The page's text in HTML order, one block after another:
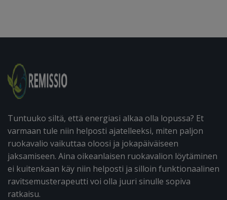
Tuntuuko siltä, että energiasi alkaa olla lopussa? Et
varmaan tule niin helposti ajatelleeksi, miten paljon
ruokavalio vaikuttaa oloosi ja jokapäiväiseen
jaksamiseen. Aina oikeanlaisen ruokavalion löytäminen
ei kuitenkaan käy niin helposti ja silloin funktionaalinen
ravitsemusterapeutti voi olla juuri sinulle sopiva
ratkaisu.